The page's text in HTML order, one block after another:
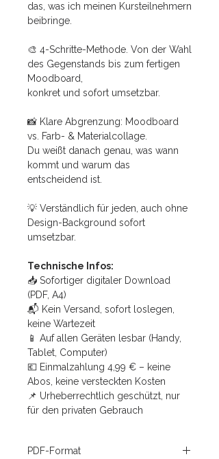
das, was ich meinen Kursteilnehmern
beibringe.
🎨 4-Schritte-Methode. Von der Wahl
des Gegenstands bis zum fertigen
Moodboard,
konkret und sofort umsetzbar.
📸 Klare Abgrenzung: Moodboard
vs. Farb- & Materialcollage.
Du weißt danach genau, was wann
kommt und warum das
entscheidend ist.
💡 Verständlich für jeden, auch ohne
Design-Background sofort
umsetzbar.
Technische Infos:
📥 Sofortiger digitaler Download
(PDF, A4)
📬 Kein Versand, sofort loslegen,
keine Wartezeit
📱 Auf allen Geräten lesbar (Handy,
Tablet, Computer)
💶 Einmalzahlung 4,99 € – keine
Abos, keine versteckten Kosten
📌 Urheberrechtlich geschützt, nur
für den privaten Gebrauch
PDF-Format